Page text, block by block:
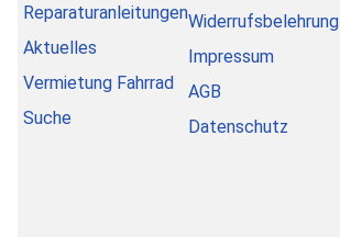
Reparaturanleitungen
Aktuelles
Vermietung Fahrrad
Suche
Widerrufsbelehrung
Impressum
AGB
Datenschutz